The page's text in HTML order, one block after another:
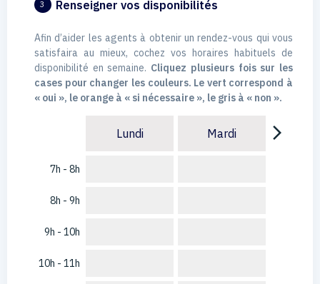
3 Renseigner vos disponibilités
Afin d’aider les agents à obtenir un rendez-vous qui vous
satisfaira au mieux, cochez vos horaires habituels de
disponibilité en semaine. Cliquez plusieurs fois sur les
cases pour changer les couleurs. Le vert correspond à
« oui », le orange à « si nécessaire », le gris à « non ».
7h - 8h
8h - 9h
9h - 10h
10h - 11h
Lundi Mardi arrow_forward_ios